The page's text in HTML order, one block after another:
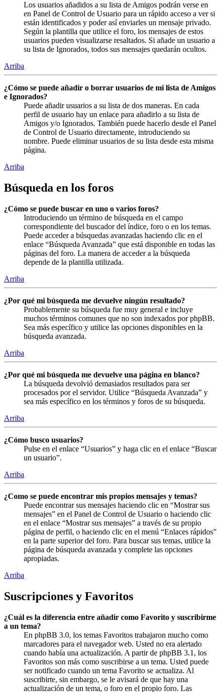
Los usuarios añadidos a su lista de Amigos podrán verse en
en Panel de Control de Usuario para un rápido acceso a ver si
están identificados y poder así enviarles un mensaje privado.
Según la plantilla que utilice el foro, los mensajes de estos
usuarios pueden visualizarse resaltados. Si añade un usuario a
su lista de Ignorados, todos sus mensajes quedarán ocultos.
Arriba
¿Cómo se puede añadir o borrar usuarios de mi lista de Amigos
e Ignorados?
Puede añadir usuarios a su lista de dos maneras. En cada
perfil de usuario hay un enlace para añadirlo a su lista de
Amigos y/o Ignorados. También puede hacerlo desde el Panel
de Control de Usuario directamente, introduciendo su
nombre. Puede eliminar usuarios de su lista desde esta misma
página.
Arriba
Búsqueda en los foros
¿Cómo se puede buscar en uno o varios foros?
Introduciendo un término de búsqueda en el campo
correspondiente del buscador del índice, foro o en los temas.
Puede acceder a búsquedas avanzadas haciendo clic en el
enlace “Búsqueda Avanzada” que está disponible en todas las
páginas del foro. La manera de acceder a la búsqueda
depende de la plantilla utilizada.
Arriba
¿Por qué mi búsqueda me devuelve ningún resultado?
Probablemente su búsqueda fue muy general e incluye
muchos términos comunes que no son indexados por phpBB.
Sea más específico y utilice las opciones disponibles en la
búsqueda avanzada.
Arriba
¿Por qué mi búsqueda me devuelve una página en blanco?
La búsqueda devolvió demasiados resultados para ser
procesados por el servidor. Utilice “Búsqueda Avanzada” y
sea más específico en los términos y foros de su búsqueda.
Arriba
¿Cómo busco usuarios?
Pulse en el enlace “Usuarios” y haga clic en el enlace “Buscar
un usuario”.
Arriba
¿Como se puede encontrar mis propios mensajes y temas?
Puede encontrar sus mensajes haciendo clic en “Mostrar sus
mensajes” en el Panel de Control de Usuario o haciendo clic
en el enlace “Mostrar sus mensajes” a través de su propio
página de perfil, o haciendo clic en el menú “Enlaces rápidos”
en la parte superior del foro. Para buscar sus temas, utilice la
página de búsqueda avanzada y complete las opciones
apropiadas.
Arriba
Suscripciones y Favoritos
¿Cuál es la diferencia entre añadir como Favorito y suscribirme
a un tema?
En phpBB 3.0, los temas Favoritos trabajaron mucho como
marcadores para el navegador web. Usted no era alertado
cuando había una actualización. A partir de phpBB 3.1, los
Favoritos son más como suscribirse a un tema. Usted puede
ser notificado cuando un tema Favorito se actualiza. Al
suscribirte, sin embargo, se le avisará de que hay una
actualización de un tema, o foro en el propio foro. Las